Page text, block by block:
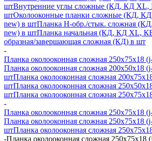
штВнутренние углы сложные (КД, КД XL,
штОколооконные планки сложные (КД,
new) в штПланка H-обр./стык. сложная
new) в штПланка начальная (КД, КД XL,
образная/завершающая сложная (КД) в шт
-
Планка околооконная сложная 250х75х18
Планка околооконная сложная 200х50х18
штПланка околооконная сложная
штПланка околооконная сложная
штПланка околооконная сложная
-
Планка околооконная сложная 250х75х18
Планка околооконная сложная 250х75х18
штПланка околооконная сложная
-Планка околооконная сложная 250х75х18